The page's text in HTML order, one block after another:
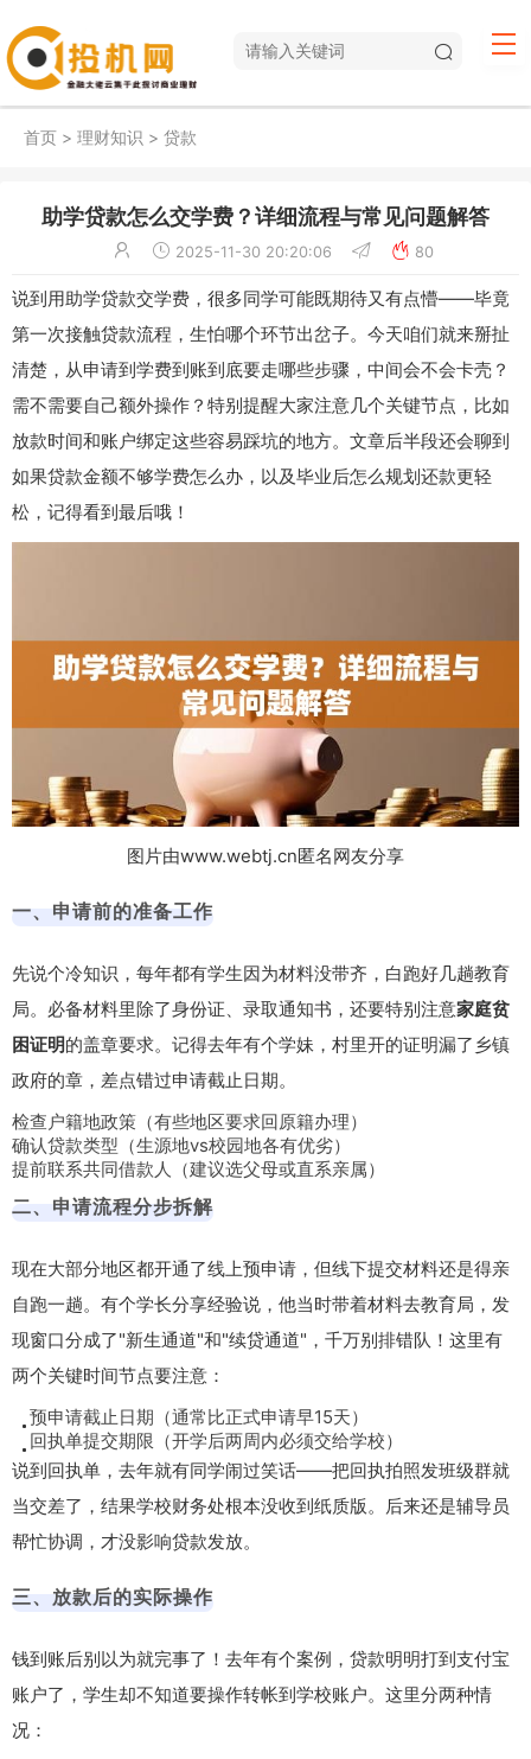
首页 > 理财知识 > 贷款
助学贷款怎么交学费？详细流程与常见问题解答
2025-11-30 20:20:06 80
说到用助学贷款交学费，很多同学可能既期待又有点懵——毕竟
第一次接触贷款流程，生怕哪个环节出岔子。今天咱们就来掰扯
清楚，从申请到学费到账到底要走哪些步骤，中间会不会卡壳？
需不需要自己额外操作？特别提醒大家注意几个关键节点，比如
放款时间和账户绑定这些容易踩坑的地方。文章后半段还会聊到
如果贷款金额不够学费怎么办，以及毕业后怎么规划还款更轻
松，记得看到最后哦！
图片由www.webtj.cn匿名网友分享
一、申请前的准备工作
先说个冷知识，每年都有学生因为材料没带齐，白跑好几趟教育
局。必备材料里除了身份证、录取通知书，还要特别注意家庭贫
困证明的盖章要求。记得去年有个学妹，村里开的证明漏了乡镇
政府的章，差点错过申请截止日期。
检查户籍地政策（有些地区要求回原籍办理）
确认贷款类型（生源地vs校园地各有优劣）
提前联系共同借款人（建议选父母或直系亲属）
二、申请流程分步拆解
现在大部分地区都开通了线上预申请，但线下提交材料还是得亲
自跑一趟。有个学长分享经验说，他当时带着材料去教育局，发
现窗口分成了"新生通道"和"续贷通道"，千万别排错队！这里有
两个关键时间节点要注意：
预申请截止日期（通常比正式申请早15天）
回执单提交期限（开学后两周内必须交给学校）
说到回执单，去年就有同学闹过笑话——把回执拍照发班级群就
当交差了，结果学校财务处根本没收到纸质版。后来还是辅导员
帮忙协调，才没影响贷款发放。
三、放款后的实际操作
钱到账后别以为就完事了！去年有个案例，贷款明明打到支付宝
账户了，学生却不知道要操作转帐到学校账户。这里分两种情
况：